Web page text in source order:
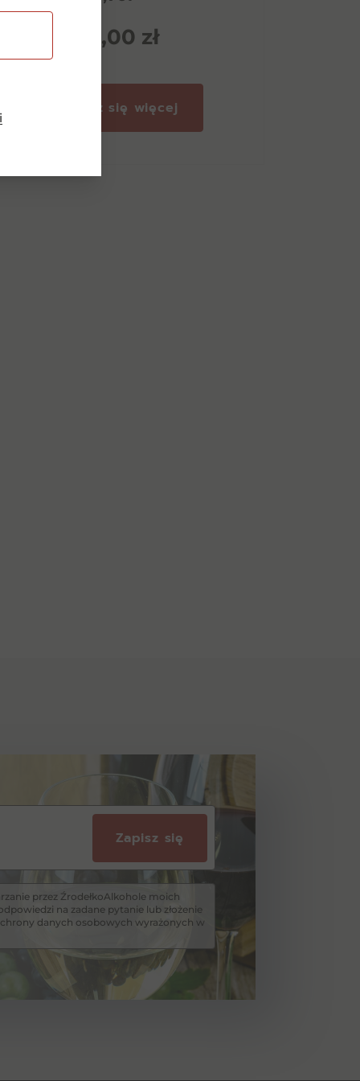
235,00 zł
Dowiedz się więcej
Zapisz się
przez ŹrodełkoAlkohole moich
na zadane pytanie lub złożenie
danych osobowych wyrażonych w